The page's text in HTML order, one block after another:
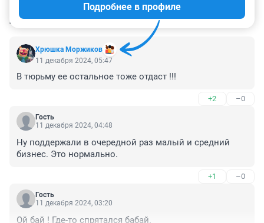
КОММЕНТАРИИ 6
Хрюшка Моржиков
Подробнее в профиле
11 декабря 2024, 05:47
В тюрьму ее остальное тоже отдаст !!!
+2 –0
Гость
11 декабря 2024, 04:48
Ну поддержали в очередной раз малый и средний
бизнес. Это нормально.
+1 –0
Гость
11 декабря 2024, 03:20
Ой бай ! Где-то спрятался бабай.